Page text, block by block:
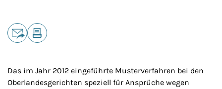
Teilen
Das im Jahr 2012 eingeführte Musterverfahren bei den
Oberlandesgerichten speziell für Ansprüche wegen